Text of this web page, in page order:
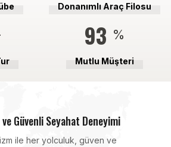
Donanımlı Araç Filosu
100 %
Mutlu Müşteri
Güvenli Seyahat Deneyimi
ile her yolculuk, güven ve